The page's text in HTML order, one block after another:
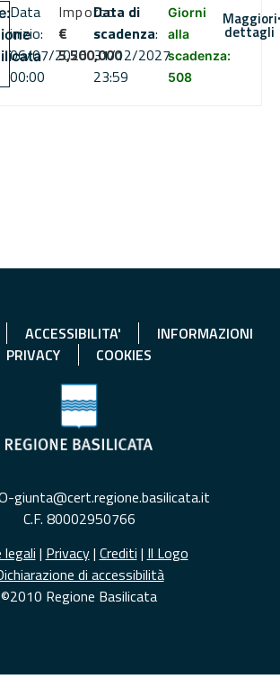
Data
inizio:
06/07/2026
00:00
Importo
€
5,500,000
Data di
scadenza:
31/12/2027
23:59
Giorni
alla
scadenza:
508
Maggiori
dettagli
ACCESSIBILITA'
INFORMAZIONI
PRIVACY
COOKIES
giunta@cert.regione.basilicata.it
C.F. 80002950766
| Privacy| Crediti | Il Logo
di accessibilità
©2010 Regione Basilicata